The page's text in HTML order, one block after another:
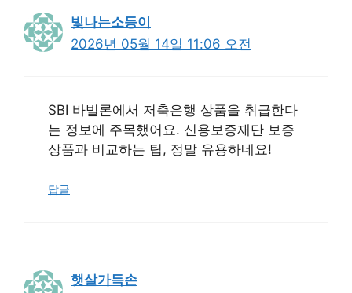
빛나는소등이
2026년 05월 14일 11:06 오전
SBI 바빌론에서 저축은행 상품을 취급한다
는 정보에 주목했어요. 신용보증재단 보증
상품과 비교하는 팁, 정말 유용하네요!
답글
햇살가득손